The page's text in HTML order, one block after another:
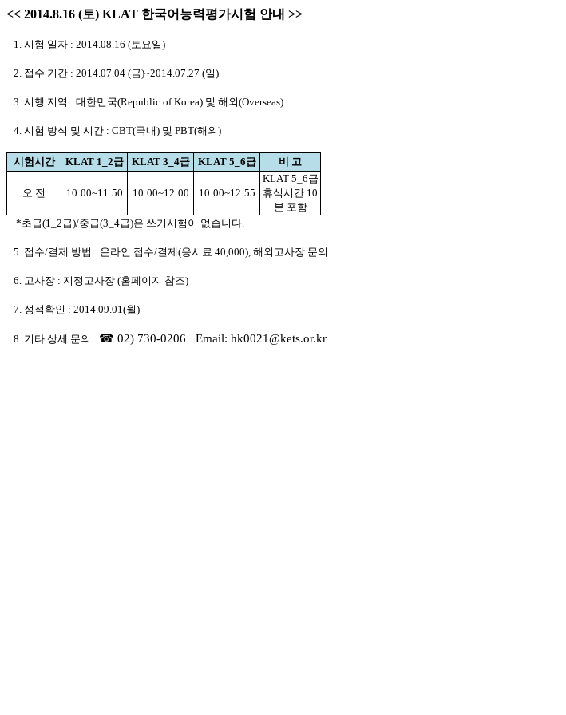
<< 2014.8.16 (토) KLAT 한국어능력평가시험 안내 >>
1. 시험 일자 : 2014.08.16 (토요일)
2. 접수 기간 : 2014.07.04 (금)~2014.07.27 (일)
3. 시행 지역 : 대한민국(Republic of Korea) 및 해외(Overseas)
4. 시험 방식 및 시간 : CBT(국내) 및 PBT(해외)
시험시간 KLAT 1_2급 KLAT 3_4급 KLAT 5_6급 비 고
오 전 10:00~11:50 10:00~12:00 10:00~12:55
KLAT 5_6급
휴식시간 10
분 포함
*초급(1_2급)/중급(3_4급)은 쓰기시험이 없습니다.
5. 접수/결제 방법 : 온라인 접수/결제(응시료 40,000), 해외고사장 문의
6. 고사장 : 지정고사장 (홈페이지 참조)
7. 성적확인 : 2014.09.01(월)
8. 기타 상세 문의 : ☎ 02) 730-0206 Email: hk0021@kets.or.kr